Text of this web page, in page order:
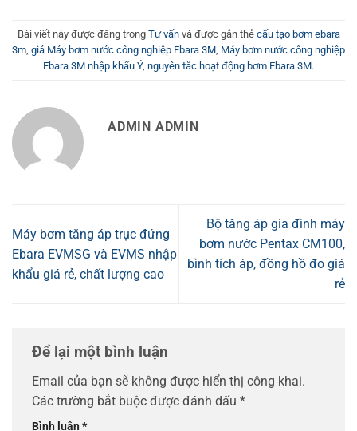
Bài viết này được đăng trong Tư vấnvà được gắn thẻ cấu tạo bơm ebara
3m giá Máy bơm nước công nghiệp Ebara 3M Máy bơm nước công nghiệp
Ebara 3M nhập khẩu Ý, nguyên tắc hoạt động bơm Ebara 3M.
ADMIN ADMIN
Máy bơm tăng áp trục đứng
Ebara EVMSG và EVMS nhập
khẩu giá rẻ, chất lượng cao
Bộ tăng áp gia đình máy
bơm nước Pentax CM100,
bình tích áp, đồng hồ đo giá
rẻ
Để lại một bình luận
Email của bạn sẽ không được hiển thị công khai.
Các trường bắt buộc được đánh dấu *
Bình luận*